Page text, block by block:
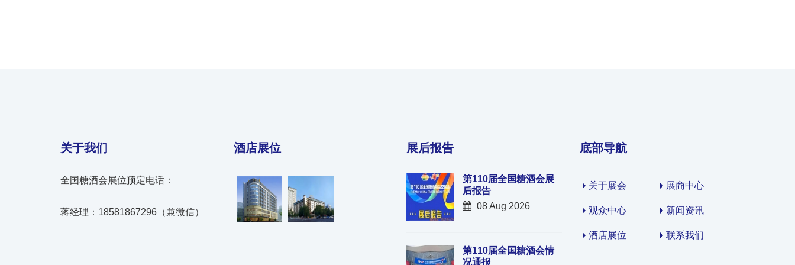
关于我们
全国糖酒会展位预定电话：
蒋经理：18581867296（兼微信）
酒店展位 展后报告
第110届全国糖酒会展
后报告
08 Aug 2026
第110届全国糖酒会情
况通报
底部导航
关于展会 展商中心
观众中心 新闻资讯
酒店展位 联系我们